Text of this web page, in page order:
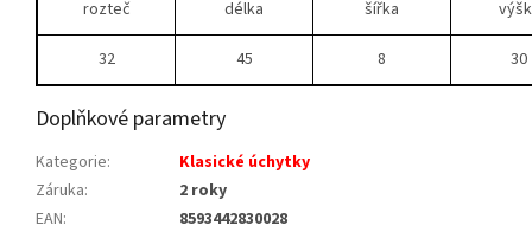
rozteč délka šířka
32 45 8 30
Doplňkové parametry
Kategorie:
Klasické úchytky
Záruka:
2 roky
EAN:
8593442830028